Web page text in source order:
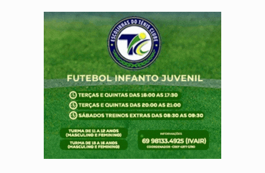
REESTRUTURAÇÃO:Secretário da Seinfra de Porto Velho pede
SAÚDE INDÍGENA:Pirahã terão consultas e exames especializados durante
ECONOMIA:Dia dos pais deve movimentar R$ 8,5 bilhões e RO
DIA DOS PAIS:Bailarina da Praça organiza celebração gratuita
VÍDEO:Perseguição a embarcação no rio Madeira termina com
MEGA SENA:Prêmio acumula para R$ 165
Publicação Legal:AVISO DE LICITAÇÃO: PREGÃO ELETRÔNICO Nº